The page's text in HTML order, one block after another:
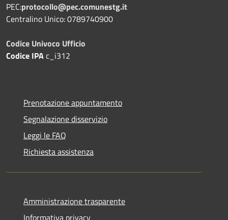
PEC:protocollo@pec.comunestg.it
Centralino Unico: 0789740900
Codice Univoco Ufficio
Codice IPAc_i312
Prenotazione appuntamento
Segnalazione disservizio
Leggi le FAQ
Richiesta assistenza
Amministrazione trasparente
Informativa privacy